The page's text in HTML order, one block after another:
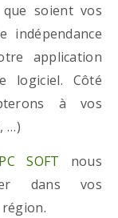
soient vos
indépendance
application
logiciel. Côté
à vos
…)
PC SOFT nous
dans vos